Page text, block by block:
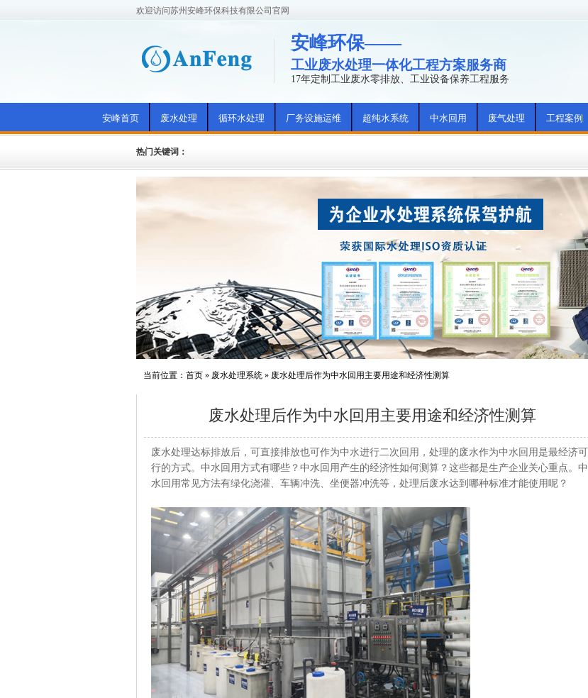
欢迎访问苏州安峰环保科技有限公司官网
安峰环保——
工业废水处理一体化工程方案服务商
17年定制工业废水零排放、工业设备保养工程服务
安峰首页 废水处理 循环水处理 厂务设施运维 超纯水系统 中水回用 废气处理 工程案例
热门关键词：
当前位置： 首页 » 废水处理系统 » 废水处理后作为中水回用主要用途和经济性测算
废水处理后作为中水回用主要用途和经济性测算
废水处理达标排放后，可直接排放也可作为中水进行二次回用，处理的废水作为中水回用是最经济可
行的方式。中水回用方式有哪些？中水回用产生的经济性如何测算？这些都是生产企业关心重点。中
水回用常见方法有绿化浇灌、车辆冲洗、坐便器冲洗等，处理后废水达到哪种标准才能使用呢？